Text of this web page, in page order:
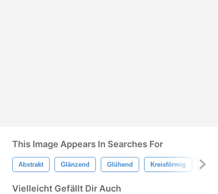
This Image Appears In Searches For
Abstrakt Glänzend Glühend Kreisförmig
Vielleicht Gefällt Dir Auch